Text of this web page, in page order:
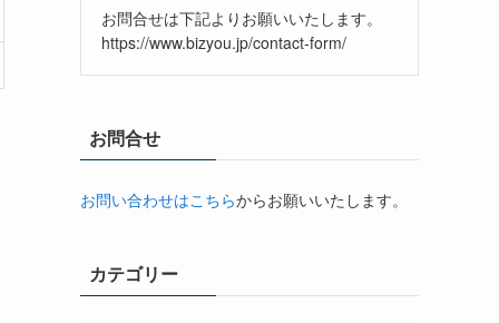
お問合せは下記よりお願いいたします。
https://www.bizyou.jp/contact-form/
お問合せ
お問い合わせはこちらからお願いいたします。
カテゴリー